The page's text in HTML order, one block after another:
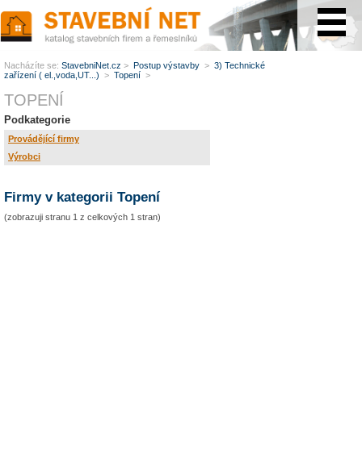
TOPENÍ
Podkategorie
Provádějící firmy
Výrobci
Firmy v kategorii Topení
(zobrazuji stranu 1 z celkových 1 stran)
Nacházíte se: StavebniNet.cz > Postup výstavby > 3) Technické
zařízení ( el.,voda,UT...) > Topení >